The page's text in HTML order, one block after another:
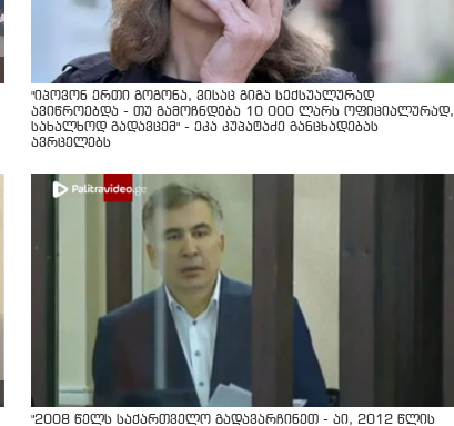
"იპოვონ ერთი გოგონა, ვისაც გიგა სექსუალურად
ავიწროებდა - თუ გამოჩნდება 10 000 ლარს ოფიციალურად,
სახალხოდ გადავცემ" - ეკა კუპატაძე განცხადებას
ავრცელებს
"2008 წელს საქართველო გადავარჩინეთ - აი, 2012 წლის